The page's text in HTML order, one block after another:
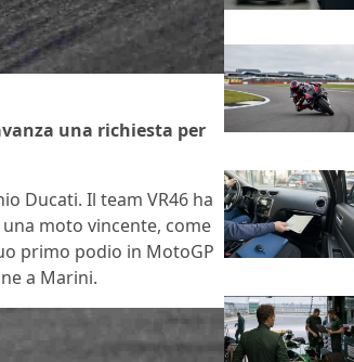
una richiesta per
Ducati. Il team VR46 ha
moto vincente, come
primo podio in MotoGP
a Marini.